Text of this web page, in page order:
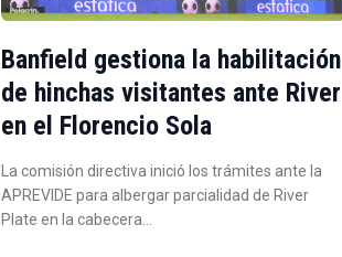
Banfield gestiona la habilitación
de hinchas visitantes ante River
en el Florencio Sola
La comisión directiva inició los trámites ante la
APREVIDE para albergar parcialidad de River
Plate en la cabecera…